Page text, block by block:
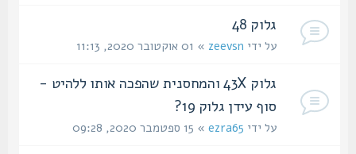
גלוק 48
על ידיzeevsn» 01 אוקטובר 2020, 11:13
גלוק 43X והמחסנית שהפכה אותו ללהיט -
סוף עידן גלוק 19?
על ידיezra65» 15 ספטמבר 2020, 09:28